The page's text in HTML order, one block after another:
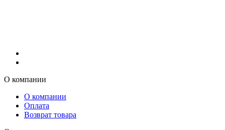
О компании
О компании
Оплата
Возврат товара